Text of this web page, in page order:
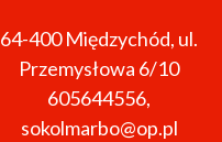
64-400 Międzychód, ul.
Przemysłowa 6/10
605644556,
sokolmarbo@op.pl